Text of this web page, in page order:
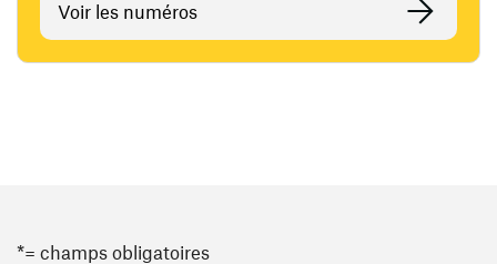
Voir les numéros
*= champs obligatoires